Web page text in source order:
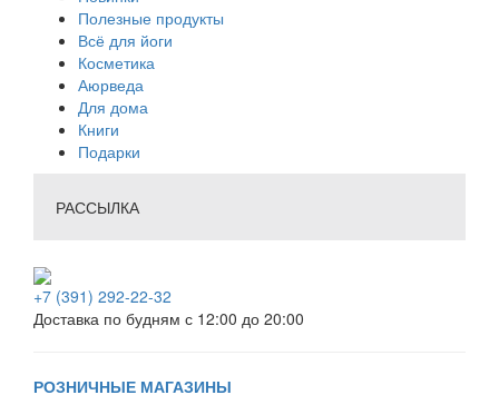
Полезные продукты
Всё для йоги
Косметика
Аюрведа
Для дома
Книги
Подарки
РАССЫЛКА
+7 (391) 292-22-32
Доставка по будням с 12:00 до 20:00
РОЗНИЧНЫЕ МАГАЗИНЫ